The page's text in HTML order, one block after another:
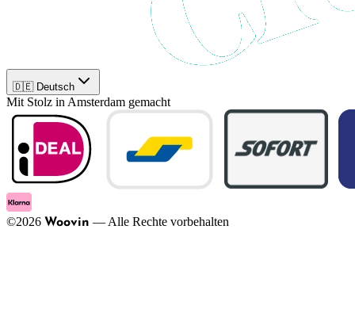
🇩🇪 Deutsch
Mit Stolz in Amsterdam gemacht
©2026 Woovin — Alle Rechte vorbehalten